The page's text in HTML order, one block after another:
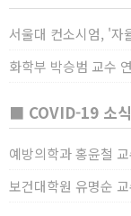
■ COVID-19 소식